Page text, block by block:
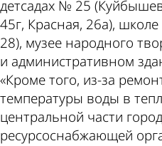
детсадах № 25
45г, Красная, 26а),
28), музее народного
и административном
«Кроме того, из-за
температуры воды в
центральной части
ресурсоснабжающей